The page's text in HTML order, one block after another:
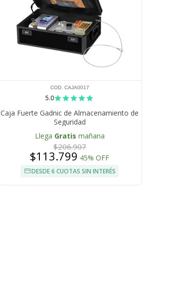
COD. CAJA0017
5.0
Caja Fuerte Gadnic de Almacenamiento de
Seguridad
Llega Gratis mañana
$206.907
$113.799 45% OFF
DESDE 6 CUOTAS SIN INTERÉS